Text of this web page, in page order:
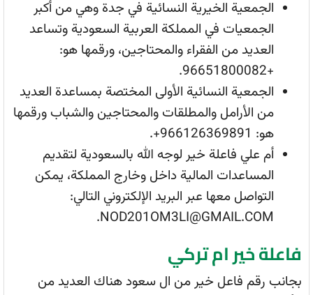
الجمعية الخيرية النسائية في جدة وهي من أكبر
الجمعيات في المملكة العربية السعودية وتساعد
العديد من الفقراء والمحتاجين، ورقمها هو:
+96651800082.
الجمعية النسائية الأولى المختصة بمساعدة العديد
من الأرامل والمطلقات والمحتاجين والشباب ورقمها
هو: 966126369891+.
أم علي فاعلة خير لوجه الله بالسعودية لتقديم
المساعدات المالية داخل وخارج المملكة، يمكن
التواصل معها عبر البريد الإلكتروني التالي:
NOD201OM3LI@GMAIL.COM.
فاعلة خير ام تركي
بجانب رقم فاعل خير من ال سعود هناك العديد من